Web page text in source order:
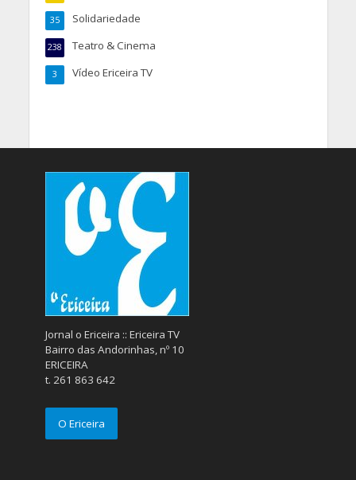
Solidariedade
35
Teatro & Cinema
238
Vídeo Ericeira TV
3
Jornal o Ericeira :: Ericeira TV
Bairro das Andorinhas, nº 10
ERICEIRA
t. 261 863 642
O Ericeira